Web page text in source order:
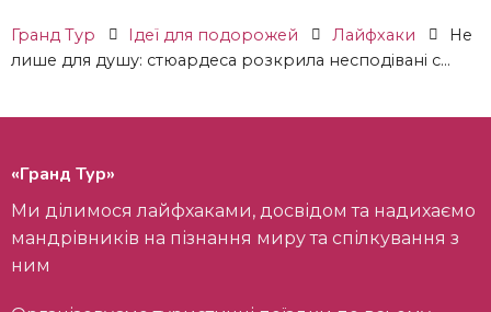
Гранд Тур Ідеї ​​для подорожей Лайфхаки
Не
лише для душу: стюардеса розкрила несподівані с...
«Гранд Тур»
Ми ділимося лайфхаками, досвідом та надихаємо
мандрівників на пізнання миру та спілкування з
ним